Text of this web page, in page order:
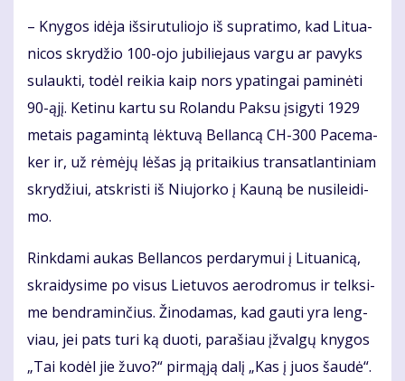
– Kny­gos idė­ja iš­si­ru­tu­lio­jo iš su­pra­ti­mo, kad Li­tu­a­
ni­cos skry­džio 100-ojo ju­bi­lie­jaus var­gu ar pa­vyks
su­lauk­ti, to­dėl rei­kia kaip nors ypa­tin­gai pa­mi­nė­ti
90-ąjį. Ke­ti­nu kar­tu su Ro­lan­du Pa­ksu įsi­gy­ti 1929
me­tais pa­ga­min­tą lėk­tu­vą Bel­lan­cą CH-300 Pa­ce­ma­
ker ir, už rė­mė­jų lė­šas ją pri­tai­kius trans­at­lan­ti­niam
skry­džiui, at­skris­ti iš Niu­jor­ko į Kau­ną be nu­si­lei­di­
mo.
Rink­da­mi au­kas Bel­lan­cos per­da­ry­mui į Li­tu­a­ni­cą,
skrai­dy­si­me po vi­sus Lie­tu­vos ae­ro­dro­mus ir telk­si­
me ben­dra­min­čius. Ži­no­da­mas, kad gau­ti yra leng­
viau, jei pats tu­ri ką duo­ti, pa­ra­šiau įžval­gų kny­gos
„Tai ko­dėl jie žu­vo?“ pir­mą­ją da­lį „Kas į juos šau­dė“.